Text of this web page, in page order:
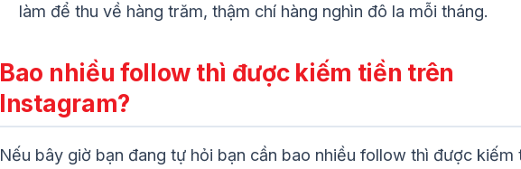
làm để thu về hàng trăm, thậm chí hàng nghìn đô la mỗi tháng.
Bao nhiều follow thì được kiếm tiền trên
Instagram?
Nếu bây giờ bạn đang tự hỏi bạn cần bao nhiều follow thì được kiếm